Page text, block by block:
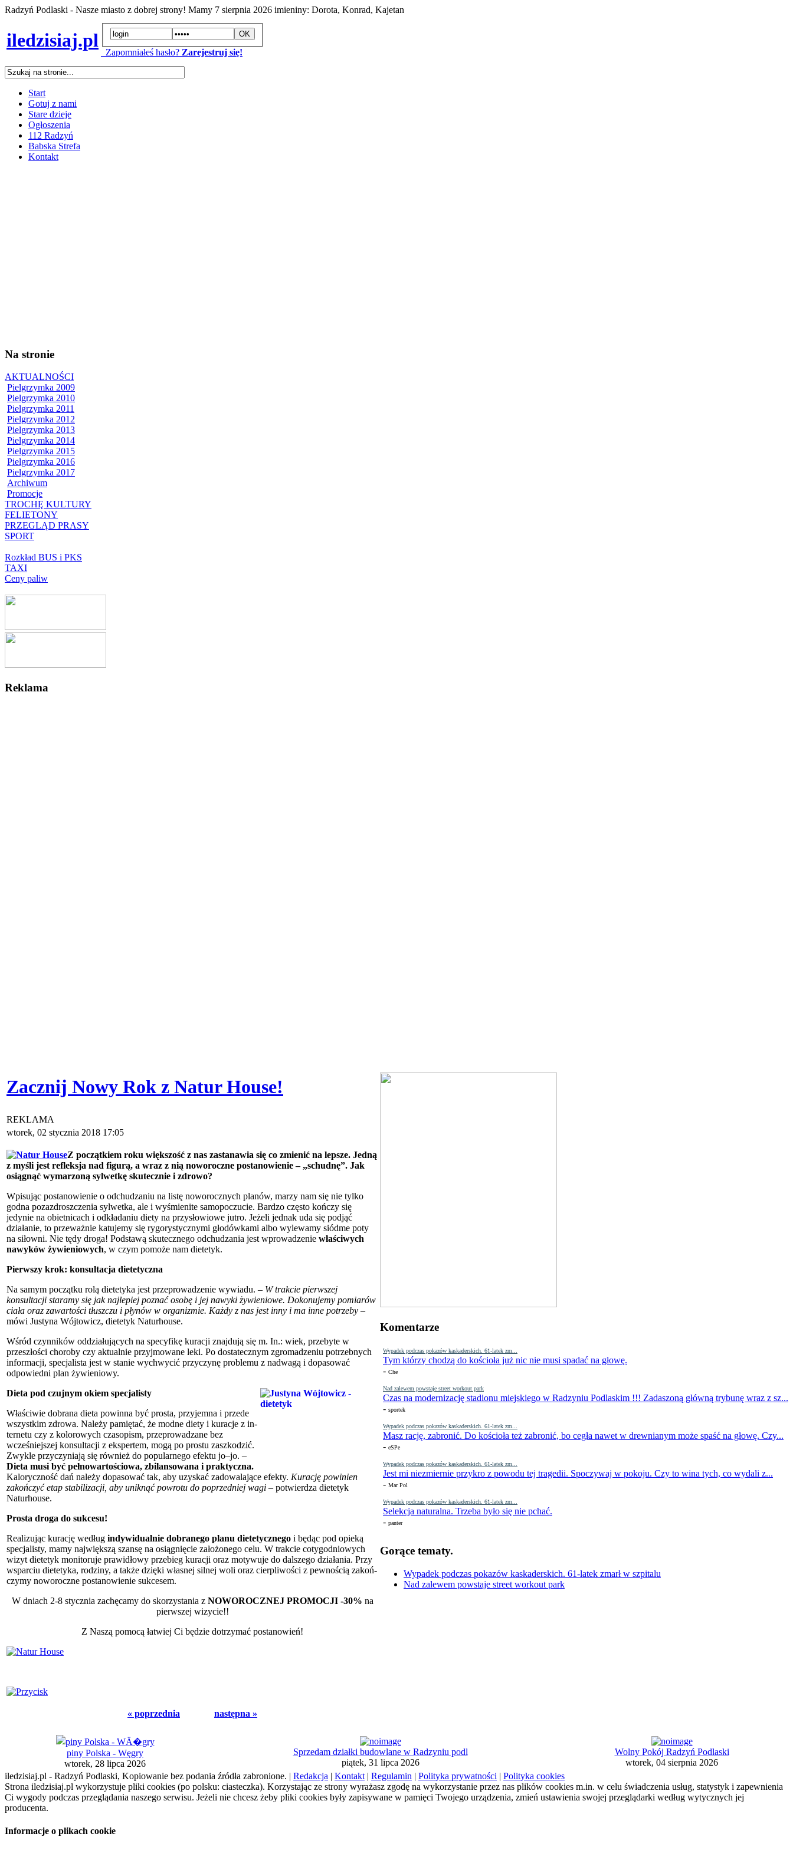
Radzyń Podlaski - Nasze miasto z dobrej strony! Mamy 7 sierpnia 2026 imieniny: Dorota, Konrad, Kajetan
iledzisiaj.pl
Zapomniałeś hasło? Zarejestruj się!
Start
Gotuj z nami
Stare dzieje
Ogłoszenia
112 Radzyń
Babska Strefa
Kontakt
Na stronie
AKTUALNOŚCI
Pielgrzymka 2009
Pielgrzymka 2010
Pielgrzymka 2011
Pielgrzymka 2012
Pielgrzymka 2013
Pielgrzymka 2014
Pielgrzymka 2015
Pielgrzymka 2016
Pielgrzymka 2017
Archiwum
Promocje
TROCHĘ KULTURY
FELIETONY
PRZEGLĄD PRASY
SPORT
Rozkład BUS i PKS
TAXI
Ceny paliw
Reklama
Komentarze
Wypadek podczas pokazów kaskaderskich. 61-latek zm...
Tym którzy chodzą do kościoła już nic nie musi spadać na głowę.
- Che
Nad zalewem powstaje street workout park
Czas na modernizację stadionu miejskiego w Radzyniu Podlaskim !!! Zadaszoną główną trybunę wraz z sz...
- sportek
Wypadek podczas pokazów kaskaderskich. 61-latek zm...
Masz rację, zabronić. Do kościoła też zabronić, bo cegła nawet w drewnianym może spaść na głowę. Czy...
- eSPe
Wypadek podczas pokazów kaskaderskich. 61-latek zm...
Jest mi niezmiernie przykro z powodu tej tragedii. Spoczywaj w pokoju. Czy to wina tych, co wydali z...
- Mar Pol
Wypadek podczas pokazów kaskaderskich. 61-latek zm...
Selekcja naturalna. Trzeba było się nie pchać.
- panter
Gorące tematy.
Wypadek podczas pokazów kaskaderskich. 61-latek zmarł w szpitalu
Nad zalewem powstaje street workout park
Zacznij Nowy Rok z Natur House!
REKLAMA
wtorek, 02 stycznia 2018 17:05
Z początkiem roku większość z nas zastanawia się co zmienić na lepsze. Jedną
z myśli jest refleksja nad figurą, a wraz z nią noworoczne postanowienie – „schudnę”. Jak
osiągnąć wymarzoną sylwetkę skutecznie i zdrowo?
Wpisując postanowienie o odchudzaniu na listę noworocznych planów, marzy nam się nie tylko
godna pozazdrosz­czenia sylwetka, ale i wyśmienite samopoczucie. Bardzo często kończy się
jedynie na obietnicach i odkładaniu diety na przysłowiowe jutro. Jeżeli jednak uda się podjąć
działanie, to przeważnie katujemy się rygorystycznymi głodówkami albo wylewamy siódme poty
na siłowni. Nie tędy dro­ga! Podstawą skutecznego odchudzania jest wpro­wadzenie właściwych
nawyków żywieniowych, w czym pomoże nam dietetyk.
Pierwszy krok: konsultacja dietetyczna
Na samym początku rolą dietetyka jest prze­prowadzenie wywiadu. – W trakcie pierwszej
konsultacji staramy się jak najlepiej poznać osobę i jej nawyki żywieniowe. Dokonujemy pomiarów
ciała oraz zawartości tłuszczu i pły­nów w organizmie. Każdy z nas jest inny i ma inne potrzeby –
mówi Justyna Wójtowicz, dietetyk Naturhouse.
Wśród czynników oddziałujących na specy­fikę kuracji znajdują się m. In.: wiek, przebyte w
przeszłości choroby czy aktualnie przyjmo­wane leki. Po dostatecznym zgromadzeniu po­trzebnych
informacji, specjalista jest w stanie wychwycić przyczynę problemu z nadwagą i dopasować
odpowiedni plan żywieniowy.
Dieta pod czujnym okiem specjalisty
Właściwie dobrana dieta powinna być prosta, przyjemna i przede
wszystkim zdrowa. Należy pamiętać, że modne diety i kuracje z in­
ternetu czy z kolorowych czasopism, przeprowa­dzane bez
wcześniejszej konsultacji z ekspertem, mogą po prostu zaszkodzić.
Zwykle przyczy­niają się również do popularnego efektu jo–jo. –
Dieta musi być pełnowartościowa, zbilansowana i praktyczna.
Kaloryczność dań należy dopaso­wać tak, aby uzyskać zadowalające efekty. Kurację powinien
zakończyć etap stabilizacji, aby uniknąć powrotu do poprzedniej wagi – potwierdza diete­tyk
Naturhouse.
Prosta droga do sukcesu!
Realizując kurację według indywidualnie do­branego planu dietetycznego i będąc pod opieką
specjalisty, mamy największą szansę na osiągnię­cie założonego celu. W trakcie cotygodniowych
wizyt dietetyk monitoruje prawidłowy przebieg kuracji oraz motywuje do dalszego działania. Przy
wsparciu dietetyka, rodziny, a także dzięki wła­snej silnej woli oraz cierpliwości z pewnością zakoń­
czymy noworoczne postanowienie sukcesem.
W dniach 2-8 stycznia zachęcamy do skorzystania z NOWOROCZNEJ PROMOCJI -30% na
pierwszej wizycie!!
Z Naszą pomocą łatwiej Ci będzie dotrzymać postanowień!
« poprzednia następna »
piny Polska - Węgry
wtorek, 28 lipca 2026
Sprzedam działki budowlane w Radzyniu podl
piątek, 31 lipca 2026
Wolny Pokój Radzyń Podlaski
wtorek, 04 sierpnia 2026
iledzisiaj.pl - Radzyń Podlaski, Kopiowanie bez podania źródła zabronione. | Redakcja | Kontakt | Regulamin | Polityka prywatności | Polityka cookies
Strona iledzisiaj.pl wykorzystuje pliki cookies (po polsku: ciasteczka). Korzystając ze strony wyrażasz zgodę na wykorzystanie przez nas plików cookies m.in. w celu świadczenia usług, statystyk i zapewnienia
Ci wygody podczas przeglądania naszego serwisu. Jeżeli nie chcesz żeby pliki cookies były zapisywane w pamięci Twojego urządzenia, zmień ustawienia swojej przeglądarki według wytycznych jej
producenta.
Informacje o plikach cookie